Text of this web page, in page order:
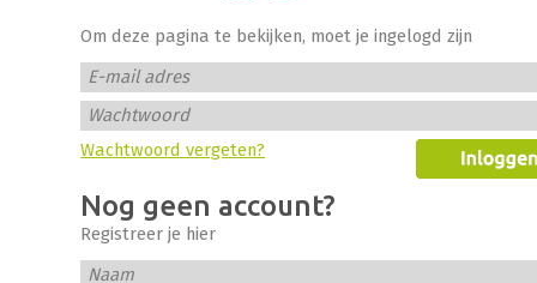
Om deze pagina te bekijken, moet je ingelogd zijn
E-mail adres
Wachtwoord
Wachtwoord vergeten?
Nog geen account?
Registreer je hier
Naam